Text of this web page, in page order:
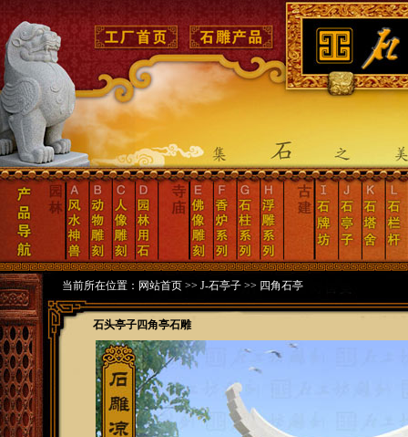
当前所在位置： 网站首页>> J-石亭子>> 四角石亭
石头亭子四角亭石雕